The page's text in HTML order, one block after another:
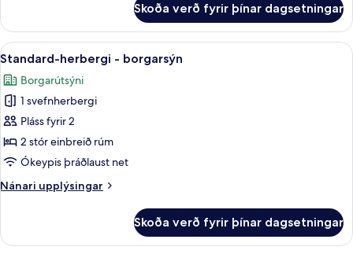
meðalstórt
tvíbreitt
rúm
-
sjávarsýn
herbergi
með
tvíbreiðu
-
meðalstórt
tvíbreitt
rúm
sjávarsýn
Skoða verð fyrir þínar dagsetningar
Skoða
allar
myndir
fyrir
Standard-
herbergi
-
Myrkratjöld/-gardínur,
13
Standard-herbergi - borgarsýn
Borgarútsýni
1 svefnherbergi
Pláss fyrir 2
2 stór einbreið rúm
Ókeypis þráðlaust net
Nánari upplýsingar
Nánari
herbergi
Skoða verð fyrir þínar dagsetningar